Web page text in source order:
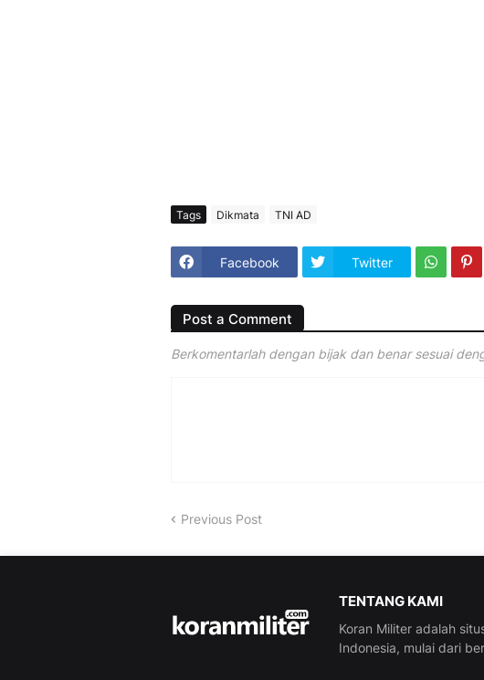
Tags Dikmata TNI AD
Facebook Twitter
Post a Comment
Berkomentarlah dengan bijak dan benar sesuai
Previous Post
TENTANG KAMI
Koran Militer adalah
Indonesia, mulai dari